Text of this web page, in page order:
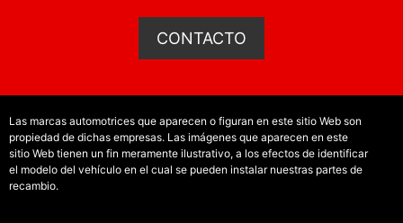
CONTACTO
Las marcas automotrices que aparecen o figuran en este sitio Web son
propiedad de dichas empresas. Las imágenes que aparecen en este
sitio Web tienen un fin meramente ilustrativo, a los efectos de identificar
el modelo del vehículo en el cual se pueden instalar nuestras partes de
recambio.